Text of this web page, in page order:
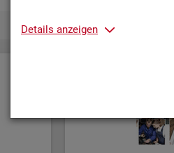
Details anzeigen